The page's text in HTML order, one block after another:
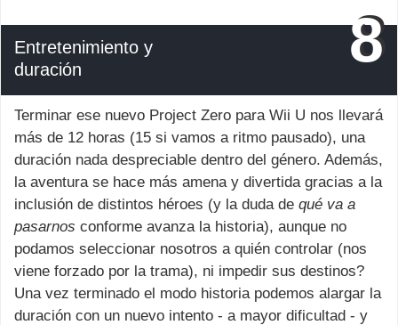
Entretenimiento y
duración
8
Terminar ese nuevo Project Zero para Wii U nos llevará
más de 12 horas (15 si vamos a ritmo pausado), una
duración nada despreciable dentro del género. Además,
la aventura se hace más amena y divertida gracias a la
inclusión de distintos héroes (y la duda de qué va a
pasarnos conforme avanza la historia), aunque no
podamos seleccionar nosotros a quién controlar (nos
viene forzado por la trama), ni impedir sus destinos?
Una vez terminado el modo historia podemos alargar la
duración con un nuevo intento - a mayor dificultad - y